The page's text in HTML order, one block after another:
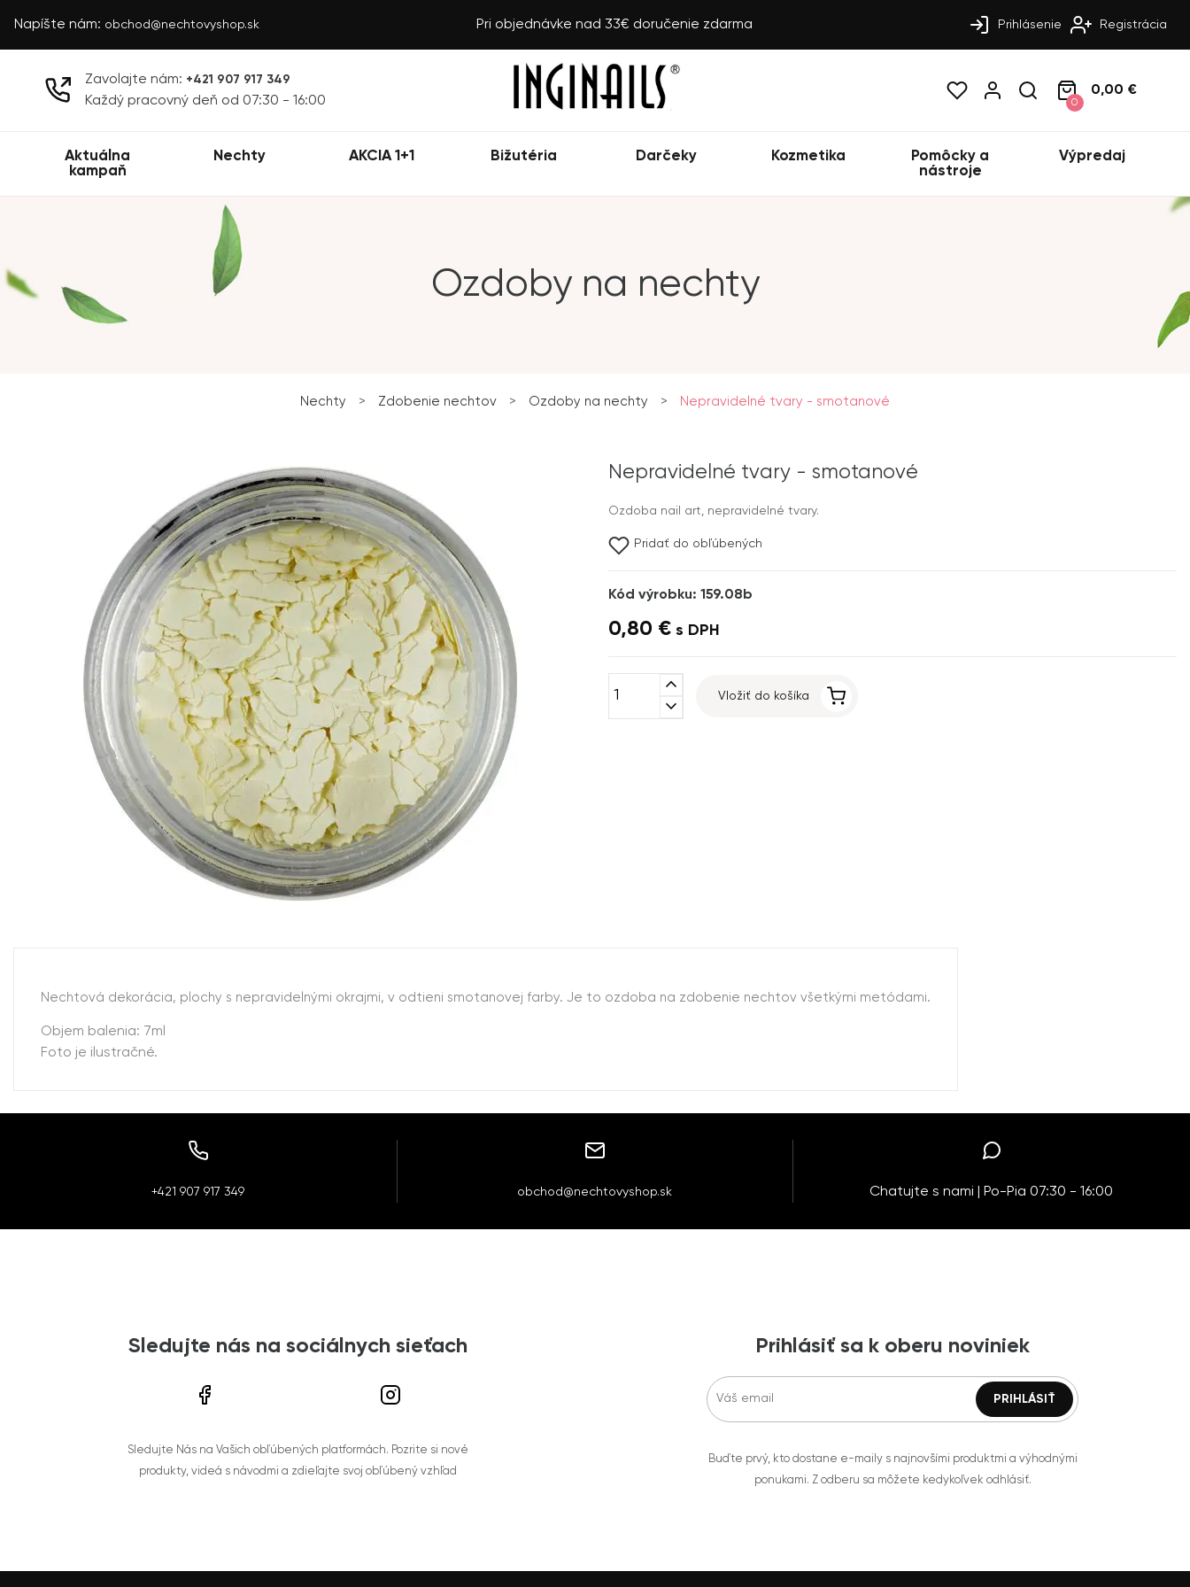
Napíšte nám: obchod@nechtovyshop.sk Pri objednávke nad 33€ doručenie zdarma Prihlásenie Registrácia
Zavolajte nám: +421 907 917 349
Každý pracovný deň od 07:30 - 16:00 0
0,00 €
Aktuálna
kampaň
Nechty AKCIA 1+1 Bižutéria Darčeky Kozmetika
Pomôcky a
nástroje
Výpredaj
Ozdoby na nechty
Nechty > Zdobenie nechtov > Ozdoby na nechty > Nepravidelné tvary - smotanové
Nepravidelné tvary - smotanové
Ozdoba nail art, nepravidelné tvary.
Pridať do obľúbených
Kód výrobku: 159.08b
0,80 € s DPH
expand_less
expand_more
Vložiť do košíka
Nechtová dekorácia, plochy s nepravidelnými okrajmi, v odtieni smotanovej farby. Je to ozdoba na zdobenie nechtov všetkými metódami.
Objem balenia: 7ml
Foto je ilustračné.
+421 907 917 349 obchod@nechtovyshop.sk Chatujte s nami | Po-Pia 07:30 - 16:00
Sledujte nás na sociálnych sieťach
Sledujte Nás na Vašich obľúbených platformách. Pozrite si nové
produkty, videá s návodmi a zdieľajte svoj obľúbený vzhľad
Prihlásiť sa k oberu noviniek
Buďte prvý, kto dostane e-maily s najnovšími produktmi a výhodnými
ponukami. Z odberu sa môžete kedykoľvek odhlásiť.